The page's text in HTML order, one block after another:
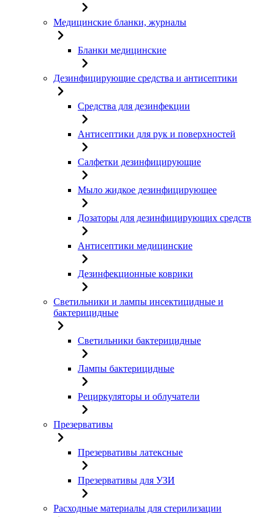
Медицинские бланки, журналы
Бланки медицинские
Дезинфицирующие средства и антисептики
Средства для дезинфекции
Антисептики для рук и поверхностей
Салфетки дезинфицирующие
Мыло жидкое дезинфицирующее
Дозаторы для дезинфицирующих средств
Антисептики медицинские
Дезинфекционные коврики
Светильники и лампы инсектицидные и
бактерицидные
Светильники бактерицидные
Лампы бактерицидные
Рециркуляторы и облучатели
Презервативы
Презервативы латексные
Презервативы для УЗИ
Расходные материалы для стерилизации